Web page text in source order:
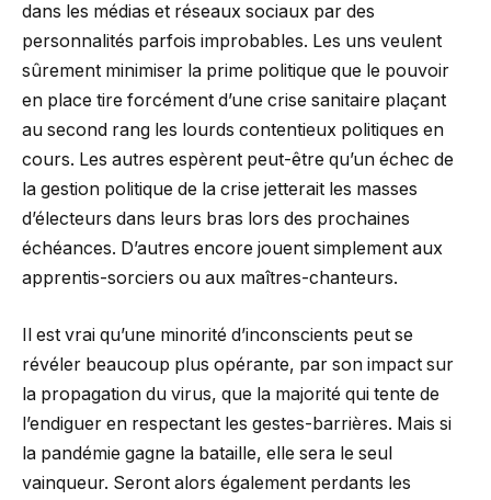
dans les médias et réseaux sociaux par des
personnalités parfois improbables. Les uns veulent
sûrement minimiser la prime politique que le pouvoir
en place tire forcément d’une crise sanitaire plaçant
au second rang les lourds contentieux politiques en
cours. Les autres espèrent peut-être qu’un échec de
la gestion politique de la crise jetterait les masses
d’électeurs dans leurs bras lors des prochaines
échéances. D’autres encore jouent simplement aux
apprentis-sorciers ou aux maîtres-chanteurs.
Il est vrai qu’une minorité d’inconscients peut se
révéler beaucoup plus opérante, par son impact sur
la propagation du virus, que la majorité qui tente de
l’endiguer en respectant les gestes-barrières. Mais si
la pandémie gagne la bataille, elle sera le seul
vainqueur. Seront alors également perdants les